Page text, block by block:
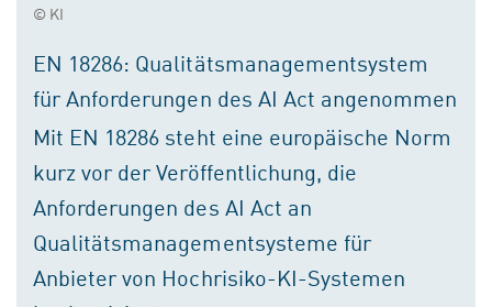
© KI
EN 18286: Qualitätsmanagementsystem
für Anforderungen des AI Act angenommen
Mit EN 18286 steht eine europäische Norm
kurz vor der Veröffentlichung, die
Anforderungen des AI Act an
Qualitätsmanagementsysteme für
Anbieter von Hochrisiko-KI-Systemen